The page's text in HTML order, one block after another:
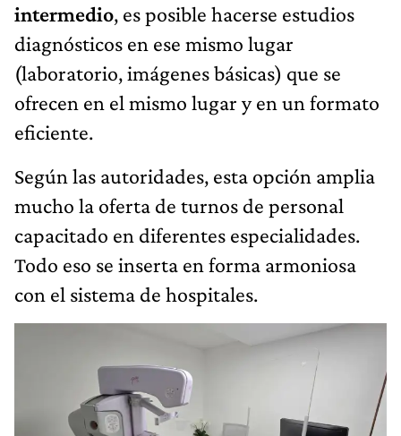
intermedio, es posible hacerse estudios
diagnósticos en ese mismo lugar
(laboratorio, imágenes básicas) que se
ofrecen en el mismo lugar y en un formato
eficiente.
Según las autoridades, esta opción amplia
mucho la oferta de turnos de personal
capacitado en diferentes especialidades.
Todo eso se inserta en forma armoniosa
con el sistema de hospitales.